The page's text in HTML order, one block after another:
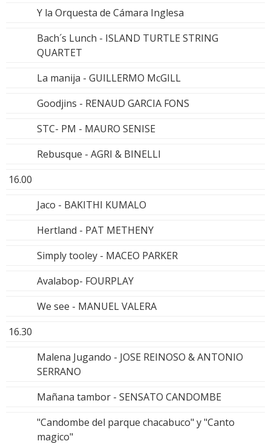
Y la Orquesta de Cámara Inglesa
Bach´s Lunch - ISLAND TURTLE STRING
QUARTET
La manija - GUILLERMO McGILL
Goodjins - RENAUD GARCIA FONS
STC- PM - MAURO SENISE
Rebusque - AGRI & BINELLI
16.00
Jaco - BAKITHI KUMALO
Hertland - PAT METHENY
Simply tooley - MACEO PARKER
Avalabop- FOURPLAY
We see - MANUEL VALERA
16.30
Malena Jugando - JOSE REINOSO & ANTONIO
SERRANO
Mañana tambor - SENSATO CANDOMBE
"Candombe del parque chacabuco" y "Canto
magico"